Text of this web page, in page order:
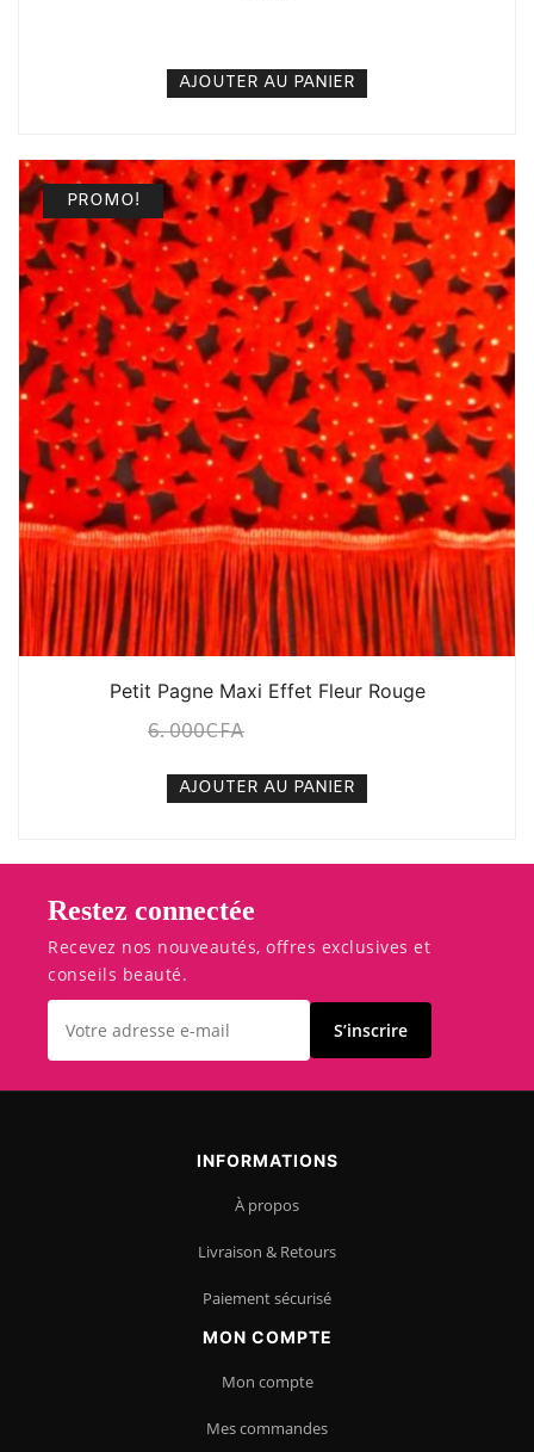
AJOUTER AU PANIER
PROMO!
Petit Pagne Maxi Effet Fleur Rouge
6. 000CFA
AJOUTER AU PANIER
Restez connectée
Recevez nos nouveautés, offres exclusives et
conseils beauté.
S’inscrire
INFORMATIONS
À propos
Livraison & Retours
Paiement sécurisé
MON COMPTE
Mon compte
Mes commandes